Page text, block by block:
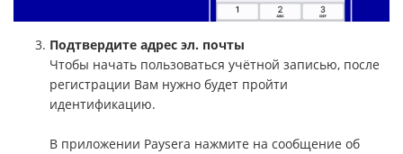
Подтвердите адрес эл. почты
Чтобы начать пользоваться учётной записью, после
регистрации Вам нужно будет пройти
идентификацию.
В приложении Paysera нажмите на сообщение об